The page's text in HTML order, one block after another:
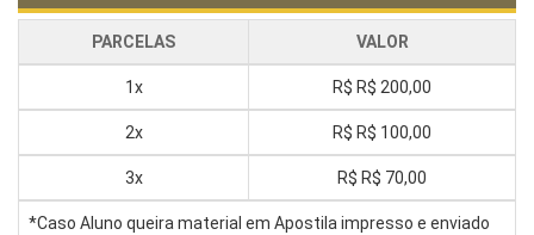
PARCELAS VALOR
1x R$ R$ 200,00
2x R$ R$ 100,00
3x R$ R$ 70,00
*Caso Aluno queira material em Apostila impresso e enviado